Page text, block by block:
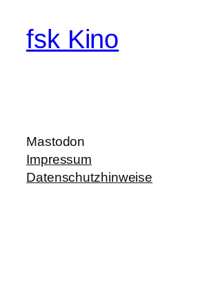
fsk Kino
Mastodon
Impressum
Datenschutzhinweise